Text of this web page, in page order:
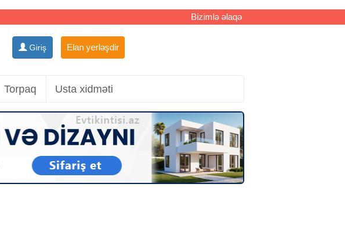
Bizimlə əlaqə
Giriş Elan yerləşdir
Torpaq Usta xidməti